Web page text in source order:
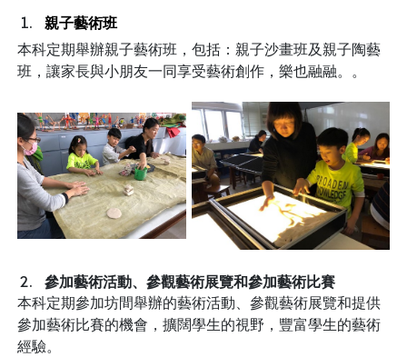
親子藝術班
本科定期舉辦親子藝術班，包括：親子沙畫班及親子陶藝
班，讓家長與小朋友一同享受藝術創作，樂也融融。。
參加藝術活動、參觀藝術展覽和參加藝術比賽
本科定期參加坊間舉辦的藝術活動、參觀藝術展覽和提供
參加藝術比賽的機會，擴闊學生的視野，豐富學生的藝術
經驗。